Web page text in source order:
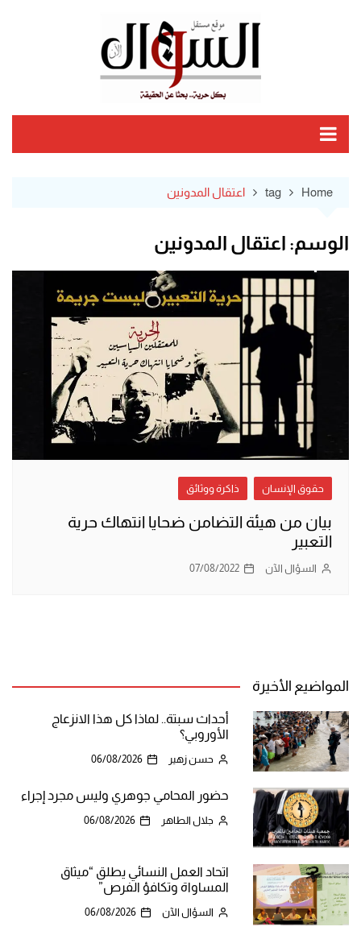
Home
tag اعتقال المدونين
الوسم: اعتقال المدونين
حقوق الإنسان ذاكرة ووثائق
بيان من هيئة التضامن ضحايا انتهاك حرية
التعبير
السؤال الآن 07/08/2022
المواضيع الأخيرة
أحداث سبتة.. لماذا كل هذا الانزعاج
الأوروبي؟
حسن زهير 06/08/2026
حضور المحامي جوهري وليس مجرد إجراء
جلال الطاهر 06/08/2026
اتحاد العمل النسائي يطلق “ميثاق
المساواة وتكافؤ الفرص”
السؤال الآن 06/08/2026